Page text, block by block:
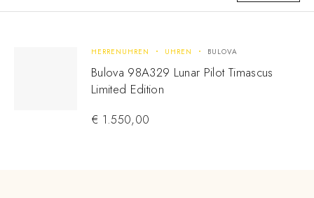
HERRENUHREN UHREN BULOVA
Bulova 98A329 Lunar Pilot Timascus
Limited Edition
€ 1.550,00